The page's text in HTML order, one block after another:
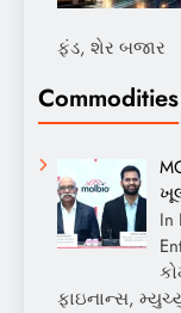
ફંડ, શેર બજાર
Commodities
In
ફાઇનાન્સ,